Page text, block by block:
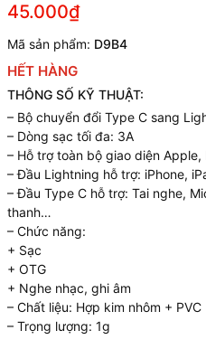
45.000₫
Mã sản phẩm: D9B4
HẾT HÀNG
THÔNG SỐ KỸ THUẬT:
– Bộ chuyển đổi Type C sang
– Dòng sạc tối đa: 3A
– Hỗ trợ toàn bộ giao diện Apple,
– Đầu Lightning hỗ trợ: iPhone,
– Đầu Type C hỗ trợ: Tai nghe,
thanh…
– Chức năng:
+ Sạc
+ OTG
+ Nghe nhạc, ghi âm
– Chất liệu: Hợp kim nhôm + PVC
– Trọng lượng: 1g